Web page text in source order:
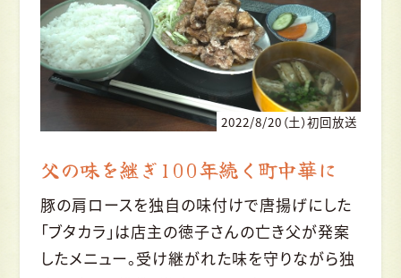
2022/8/20（土）初回放送
父の味を継ぎ100年続く町中華に
豚の肩ロースを独自の味付けで唐揚げにした
「ブタカラ」は店主の徳子さんの亡き父が発案
したメニュー。受け継がれた味を守りながら独